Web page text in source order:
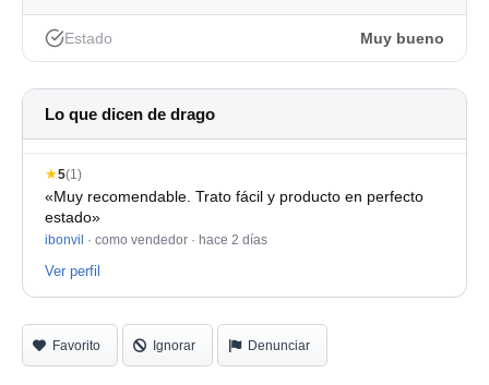
Estado Muy bueno
Lo que dicen de drago
★5(1)
«Muy recomendable. Trato fácil y producto en perfecto
estado»
ibonvil · como vendedor · hace 2 días
Ver perfil
Favorito Ignorar Denunciar